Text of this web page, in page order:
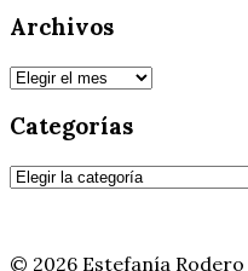
Archivos
Archivos
Categorías
Categorías
© 2026 Estefanía